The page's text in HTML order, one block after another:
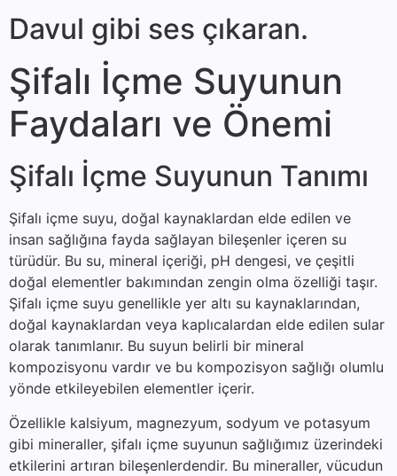
Davul gibi ses çı­karan.
Şifalı İçme Suyunun
Faydaları ve Önemi
Şifalı İçme Suyunun Tanımı
Şifalı içme suyu, doğal kaynaklardan elde edilen ve
insan sağlığına fayda sağlayan bileşenler içeren su
türüdür. Bu su, mineral içeriği, pH dengesi, ve çeşitli
doğal elementler bakımından zengin olma özelliği taşır.
Şifalı içme suyu genellikle yer altı su kaynaklarından,
doğal kaynaklardan veya kaplıcalardan elde edilen sular
olarak tanımlanır. Bu suyun belirli bir mineral
kompozisyonu vardır ve bu kompozisyon sağlığı olumlu
yönde etkileyebilen elementler içerir.
Özellikle kalsiyum, magnezyum, sodyum ve potasyum
gibi mineraller, şifalı içme suyunun sağlığımız üzerindeki
etkilerini artıran bileşenlerdendir. Bu mineraller, vücudun